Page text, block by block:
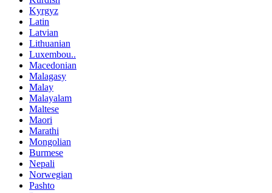
Kyrgyz
Latin
Latvian
Lithuanian
Luxembou..
Macedonian
Malagasy
Malay
Malayalam
Maltese
Maori
Marathi
Mongolian
Burmese
Nepali
Norwegian
Pashto